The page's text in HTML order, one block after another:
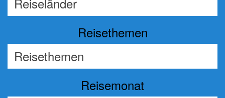
Reisethemen
Reisemonat